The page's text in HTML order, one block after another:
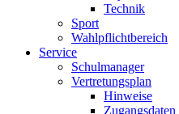
Technik
Sport
Wahlpflichtbereich
Service
Schulmanager
Vertretungsplan
Hinweise
Zugangsdaten